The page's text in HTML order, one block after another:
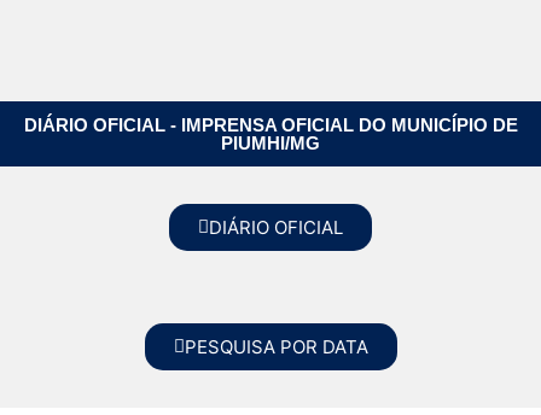
DIÁRIO OFICIAL - IMPRENSA OFICIAL DO MUNICÍPIO DE
PIUMHI/MG
DIÁRIO OFICIAL
PESQUISA POR DATA